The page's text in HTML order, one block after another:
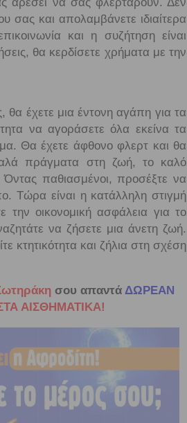
σας και απολαμβάνετε ιδιαίτερα
και η συζήτηση είναι
θα κερδίσετε χρήματα με την
θα έχετε μια έντονη αγάπη για τα
να αγοράσετε όλα εκείνα τα
Θα έχετε άφθονο φλερτ και θα
πράγματα στη ζωή, το καλό
παθιασμένοι, προσέξτε να
Τώρα είναι η κατάλληλη στιγμή
την οικονομική ασφάλεια για το
να ζήσετε μια άνετη ζωή.
κτητικότητα και ζήλια στη σχέση
σου απαντά ΔΩΡΕΑΝ
ΑΙΣΘΗΜΑΤΙΚΑ!